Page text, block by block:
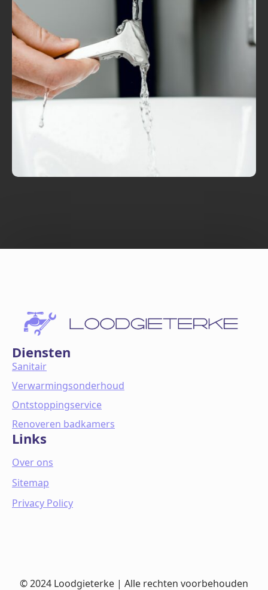
Diensten
Sanitair
Verwarmingsonderhoud
Ontstoppingservice
Renoveren badkamers
Links
Over ons
Sitemap
Privacy Policy
© 2024 Loodgieterke | Alle rechten voorbehouden